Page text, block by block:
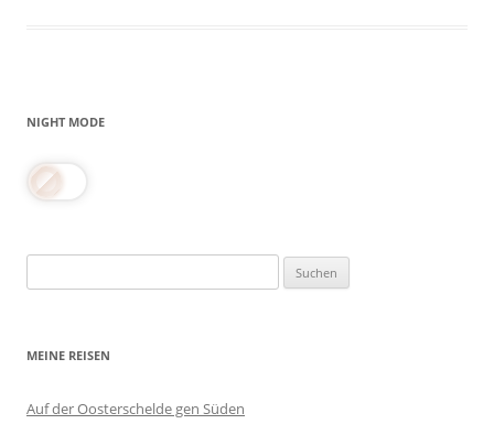
NIGHT MODE
nach:
MEINE REISEN
Auf der Oosterschelde gen Süden